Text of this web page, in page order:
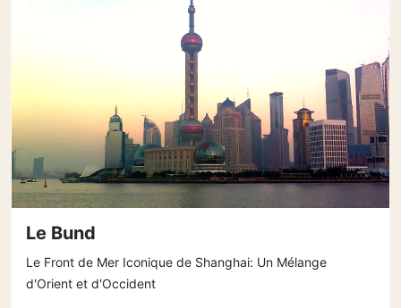
Le Bund
Le Front de Mer Iconique de Shanghai: Un Mélange
d'Orient et d'Occident